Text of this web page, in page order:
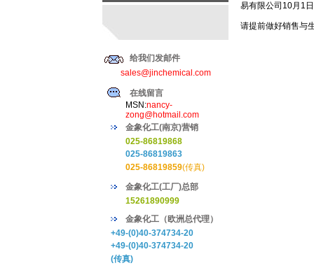
给我们发邮件
sales@jinchemical.com
在线留言
MSN:nancy-
zong@hotmail.com
金象化工(南京)营销
025-86819868
025-86819863
025-86819859(传真)
金象化工(工厂)总部
15261890999
金象化工（欧洲总代理）
+49-(0)40-374734-20
+49-(0)40-374734-20
(传真)
易有限公司10月1
请提前做好销售与